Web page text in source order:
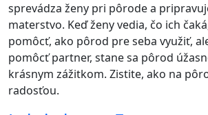
sprevádza ženy pri pôrode a
materstvo. Keď ženy vedia, čo ich
pomôcť, ako pôrod pre seba využiť,
pomôcť partner, stane sa pôrod
krásnym zážitkom. Zistite, ako na
radosťou.